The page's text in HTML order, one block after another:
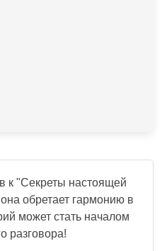
к "Секреты настоящей
обретает гармонию в
может стать началом
разговора!